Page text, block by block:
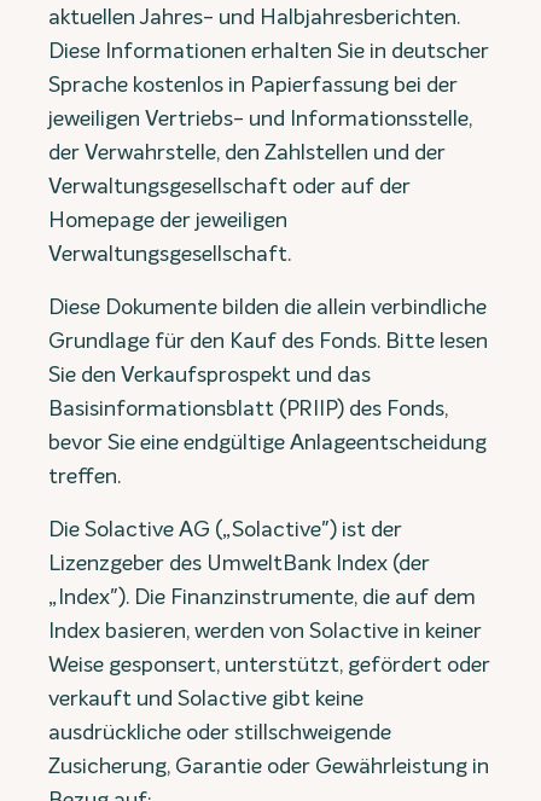
aktuellen Jahres- und Halbjahresberichten.
Diese Informationen erhalten Sie in deutscher
Sprache kostenlos in Papierfassung bei der
jeweiligen Vertriebs- und Informationsstelle,
der Verwahrstelle, den Zahlstellen und der
Verwaltungsgesellschaft oder auf der
Homepage der jeweiligen
Verwaltungsgesellschaft.
Diese Dokumente bilden die allein verbindliche
Grundlage für den Kauf des Fonds. Bitte lesen
Sie den Verkaufsprospekt und das
Basisinformationsblatt (PRIIP) des Fonds,
bevor Sie eine endgültige Anlageentscheidung
treffen.
Die Solactive AG („Solactive") ist der
Lizenzgeber des UmweltBank Index (der
„Index"). Die Finanzinstrumente, die auf dem
Index basieren, werden von Solactive in keiner
Weise gesponsert, unterstützt, gefördert oder
verkauft und Solactive gibt keine
ausdrückliche oder stillschweigende
Zusicherung, Garantie oder Gewährleistung in